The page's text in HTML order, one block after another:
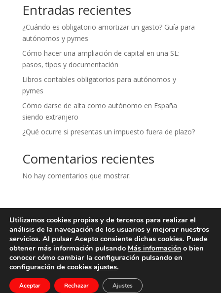
Entradas recientes
¿Cuándo es obligatorio amortizar un gasto? Guía para
autónomos y pymes
Cómo hacer una ampliación de capital en una SL:
pasos, tipos y documentación
Libros contables obligatorios para autónomos y
pymes
Cómo darse de alta como autónomo en España
siendo extranjero
¿Qué ocurre si presentas un impuesto fuera de plazo?
Comentarios recientes
No hay comentarios que mostrar.
Aviso legal
Política de privacidad
Política de cookies
Contacto
Serra Piera Asesores - Todos los derechos reservados
| Diseñado porWeb & SEO Design
Utilizamos cookies propias y de terceros para realizar el
análisis de la navegación de los usuarios y mejorar nuestros
servicios. Al pulsar Acepto consiente dichas cookies. Puede
obtener más información pulsando Más información o bien
conocer cómo cambiar la configuración pulsando en
configuración de cookies ajustes.
Aceptar Rechazar Ajustes